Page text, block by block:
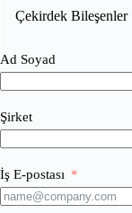
Çekirdek Bileşenler
Ad Soyad
Şirket
İş E-postası